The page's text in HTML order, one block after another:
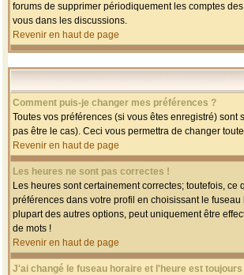
forums de supprimer périodiquement les comptes
vous dans les discussions.
Revenir en haut de page
Comment puis-je changer mes préférences ?
Toutes vos préférences (si vous êtes enregistré)
pas être le cas). Ceci vous permettra de changer
Revenir en haut de page
Les heures ne sont pas correctes !
Les heures sont certainement correctes; toutefois,
préférences dans votre profil en choisissant le
plupart des autres options, peut uniquement être
de mots !
Revenir en haut de page
J'ai changé le fuseau horaire et l'heure est